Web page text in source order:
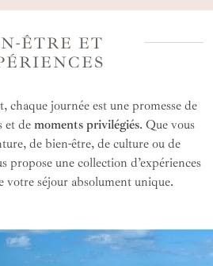
à des tarifs privilégiés
votre créateur de voyage
ÊTRE ET
journée est une promesse de
et demoments privilégiés. Que vous
de bien-être, de culture ou de
propose une collection d’expériences
votre séjour absolument unique.